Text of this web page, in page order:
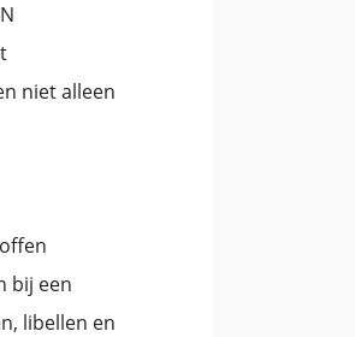
niet alleen
bij een
libellen en